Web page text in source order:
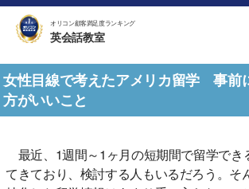
オリコン顧客満足度ランキング
英会話教室
女性目線で考えたアメリカ留学 事前
方がいいこと
最近、1週間～1ヶ月の短期間で留学でき
てきており、検討する人もいるだろう。そ